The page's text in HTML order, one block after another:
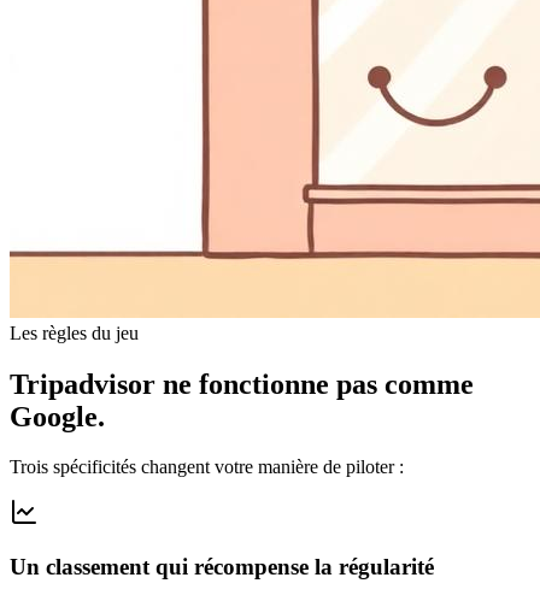
Les règles du jeu
Tripadvisor ne fonctionne pas comme
Google.
Trois spécificités changent votre manière de piloter :
Un classement qui récompense la régularité